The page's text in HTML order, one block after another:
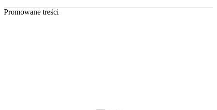
Promowane treści